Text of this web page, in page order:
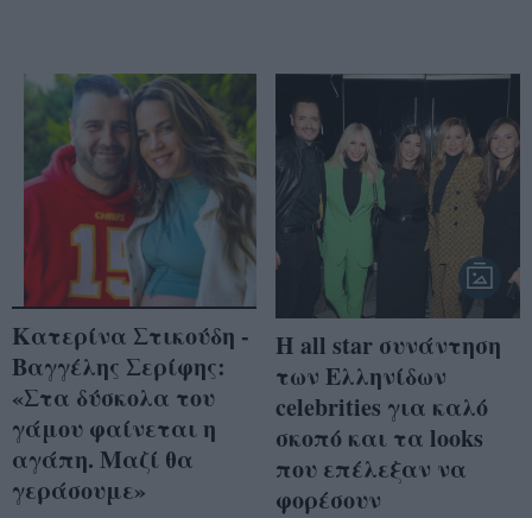
Κατερίνα Στικούδη -
Βαγγέλης Σερίφης:
«Στα δύσκολα του
γάμου φαίνεται η
αγάπη. Mαζί θα
γεράσουμε»
Η all star συνάντηση
των Ελληνίδων
celebrities για καλό
σκοπό και τα looks
που επέλεξαν να
φορέσουν